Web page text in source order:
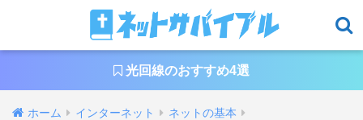
光回線のおすすめ4選
ホーム インターネット ネットの基本